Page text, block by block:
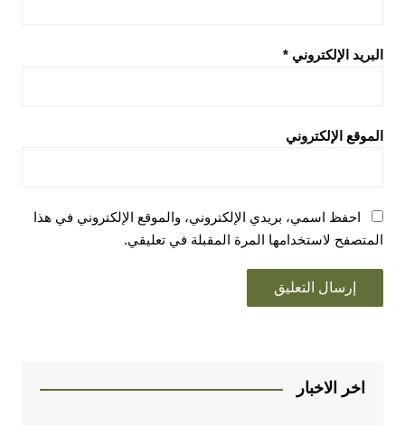
البريد الإلكتروني *
الموقع الإلكتروني
احفظ اسمي، بريدي الإلكتروني، والموقع الإلكتروني في هذا
المتصفح لاستخدامها المرة المقبلة في تعليقي.
اخر الاخبار